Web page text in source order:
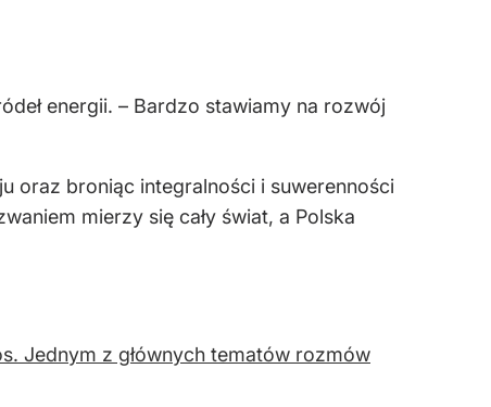
energii. – Bardzo stawiamy na rozwój
oraz broniąc integralności i suwerenności
mierzy się cały świat, a Polska
Jednym z głównych tematów rozmów